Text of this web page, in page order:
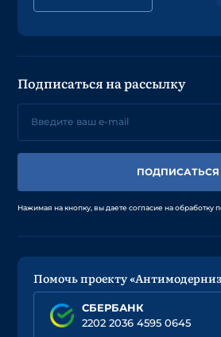
Подписаться на рассылку
ПОДПИСАТЬСЯ
Нажимая на кнопку, вы даете согласие на обработку
Помочь проекту
СБЕРБАНК
2202 2036 4595 0645